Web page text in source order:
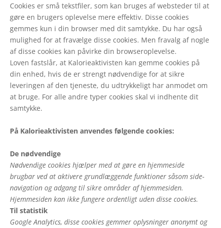
Cookies er små tekstfiler, som kan bruges af websteder til at
gøre en brugers oplevelse mere effektiv. Disse cookies
gemmes kun i din browser med dit samtykke. Du har også
mulighed for at fravælge disse cookies. Men fravalg af nogle
af disse cookies kan påvirke din browseroplevelse.
Loven fastslår, at Kalorieaktivisten kan gemme cookies på
din enhed, hvis de er strengt nødvendige for at sikre
leveringen af den tjeneste, du udtrykkeligt har anmodet om
at bruge. For alle andre typer cookies skal vi indhente dit
samtykke.
På Kalorieaktivisten anvendes følgende cookies:
De nødvendige
Nødvendige cookies hjælper med at gøre en hjemmeside
brugbar ved at aktivere grundlæggende funktioner såsom side-
navigation og adgang til sikre områder af hjemmesiden.
Hjemmesiden kan ikke fungere ordentligt uden disse cookies.
Til statistik
Google Analytics, disse cookies gemmer oplysninger anonymt og